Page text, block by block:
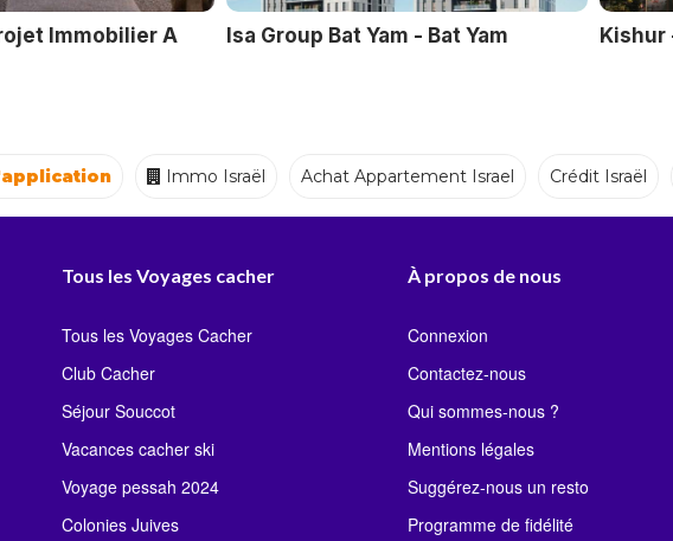
Immobilier A Isa Group Bat Yam - Bat Yam Kishur
Immo Israël Achat Appartement Israel Crédit Israël
autour de moi Ecoles Crèches Traiteurs
Tous les Voyages cacher
Tous les Voyages Cacher
Club Cacher
Séjour Souccot
Vacances cacher ski
Voyage pessah 2024
Colonies Juives
À propos de nous
Connexion
Contactez-nous
Qui sommes-nous ?
Mentions légales
Suggérez-nous un resto
Programme de fidélité